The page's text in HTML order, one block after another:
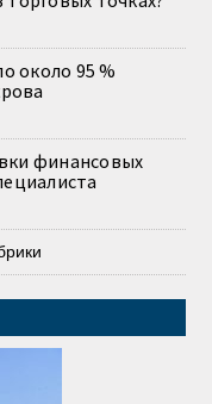
около 95 %
финансовых